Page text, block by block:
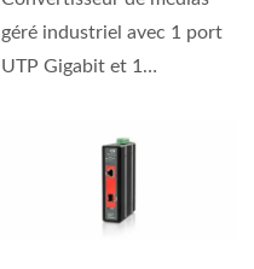
géré industriel avec 1 port
UTP Gigabit et 1